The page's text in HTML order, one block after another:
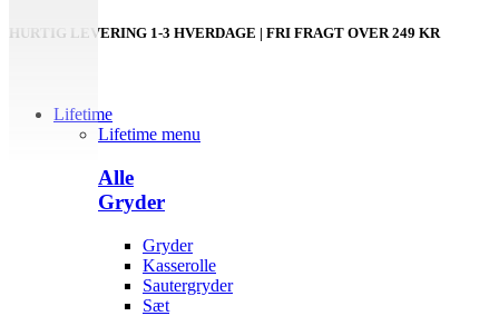
HURTIG LEVERING 1-3 HVERDAGE | FRI FRAGT OVER 249 KR
Lifetime
Lifetime menu
Alle
Gryder
Gryder
Kasserolle
Sautergryder
Sæt